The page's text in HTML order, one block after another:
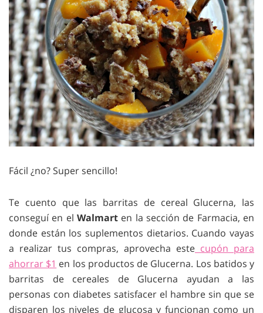
Fácil ¿no? Super sencillo!
Te cuento que las barritas de cereal Glucerna, las
conseguí en el Walmart en la sección de Farmacia, en
donde están los suplementos dietarios. Cuando vayas
a realizar tus compras, aprovecha este cupón para
ahorrar $1 en los productos de Glucerna. Los batidos y
barritas de cereales de Glucerna ayudan a las
personas con diabetes satisfacer el hambre sin que se
disparen los niveles de glucosa y funcionan como un